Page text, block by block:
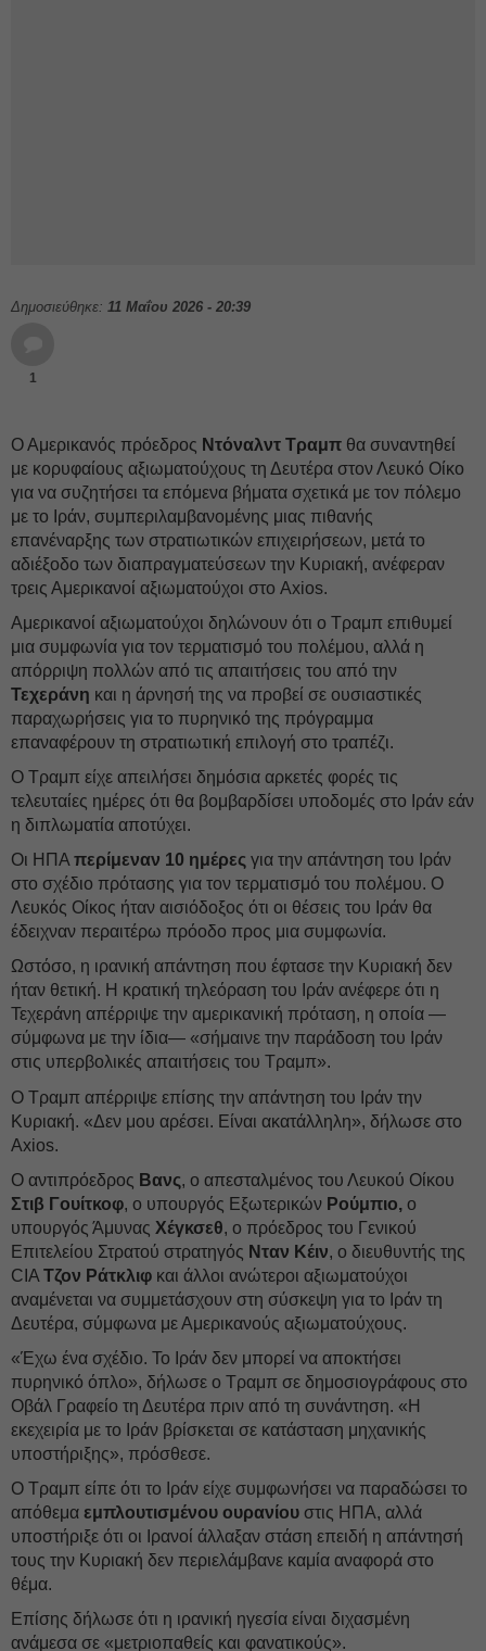
Δημοσιεύθηκε: 11 Μαΐου 2026 - 20:39
1
Ο Αμερικανός πρόεδρος Ντόναλντ Τραμπ θα συναντηθεί
με κορυφαίους αξιωματούχους τη Δευτέρα στον Λευκό Οίκο
για να συζητήσει τα επόμενα βήματα σχετικά με τον πόλεμο
με το Ιράν, συμπεριλαμβανομένης μιας πιθανής
επανέναρξης των στρατιωτικών επιχειρήσεων, μετά το
αδιέξοδο των διαπραγματεύσεων την Κυριακή, ανέφεραν
τρεις Αμερικανοί αξιωματούχοι στο Axios.
Αμερικανοί αξιωματούχοι δηλώνουν ότι ο Τραμπ επιθυμεί
μια συμφωνία για τον τερματισμό του πολέμου, αλλά η
απόρριψη πολλών από τις απαιτήσεις του από την
Τεχεράνη και η άρνησή της να προβεί σε ουσιαστικές
παραχωρήσεις για το πυρηνικό της πρόγραμμα
επαναφέρουν τη στρατιωτική επιλογή στο τραπέζι.
Ο Τραμπ είχε απειλήσει δημόσια αρκετές φορές τις
τελευταίες ημέρες ότι θα βομβαρδίσει υποδομές στο Ιράν εάν
η διπλωματία αποτύχει.
Οι ΗΠΑ περίμεναν 10 ημέρες για την απάντηση του Ιράν
στο σχέδιο πρότασης για τον τερματισμό του πολέμου. Ο
Λευκός Οίκος ήταν αισιόδοξος ότι οι θέσεις του Ιράν θα
έδειχναν περαιτέρω πρόοδο προς μια συμφωνία.
Ωστόσο, η ιρανική απάντηση που έφτασε την Κυριακή δεν
ήταν θετική. Η κρατική τηλεόραση του Ιράν ανέφερε ότι η
Τεχεράνη απέρριψε την αμερικανική πρόταση, η οποία —
σύμφωνα με την ίδια— «σήμαινε την παράδοση του Ιράν
στις υπερβολικές απαιτήσεις του Τραμπ».
Ο Τραμπ απέρριψε επίσης την απάντηση του Ιράν την
Κυριακή. «Δεν μου αρέσει. Είναι ακατάλληλη», δήλωσε στο
Axios.
Ο αντιπρόεδρος Βανς, ο απεσταλμένος του Λευκού Οίκου
Στιβ Γουίτκοφ, ο υπουργός Εξωτερικών Ρούμπιο, ο
υπουργός Άμυνας Χέγκσεθ, ο πρόεδρος του Γενικού
Επιτελείου Στρατού στρατηγός Νταν Κέιν, ο διευθυντής της
CIA Τζον Ράτκλιφ και άλλοι ανώτεροι αξιωματούχοι
αναμένεται να συμμετάσχουν στη σύσκεψη για το Ιράν τη
Δευτέρα, σύμφωνα με Αμερικανούς αξιωματούχους.
«Έχω ένα σχέδιο. Το Ιράν δεν μπορεί να αποκτήσει
πυρηνικό όπλο», δήλωσε ο Τραμπ σε δημοσιογράφους στο
Οβάλ Γραφείο τη Δευτέρα πριν από τη συνάντηση. «Η
εκεχειρία με το Ιράν βρίσκεται σε κατάσταση μηχανικής
υποστήριξης», πρόσθεσε.
Ο Τραμπ είπε ότι το Ιράν είχε συμφωνήσει να παραδώσει το
απόθεμα εμπλουτισμένου ουρανίου στις ΗΠΑ, αλλά
υποστήριξε ότι οι Ιρανοί άλλαξαν στάση επειδή η απάντησή
τους την Κυριακή δεν περιελάμβανε καμία αναφορά στο
θέμα.
Επίσης δήλωσε ότι η ιρανική ηγεσία είναι διχασμένη
ανάμεσα σε «μετριοπαθείς και φανατικούς».